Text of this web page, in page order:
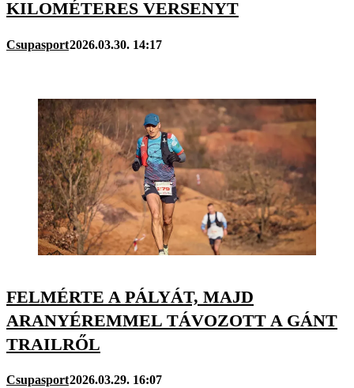
KILOMÉTERES VERSENYT
Csupasport2026.03.30. 14:17
FELMÉRTE A PÁLYÁT, MAJD
ARANYÉREMMEL TÁVOZOTT A GÁNT
TRAILRŐL
Csupasport2026.03.29. 16:07